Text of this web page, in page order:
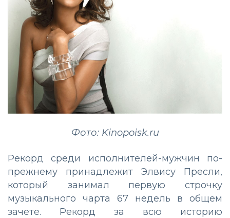
Фото: Kinopoisk.ru
Рекорд среди исполнителей-мужчин по-
прежнему принадлежит Элвису Пресли,
который занимал первую строчку
музыкального чарта 67 недель в общем
зачете. Рекорд за всю историю